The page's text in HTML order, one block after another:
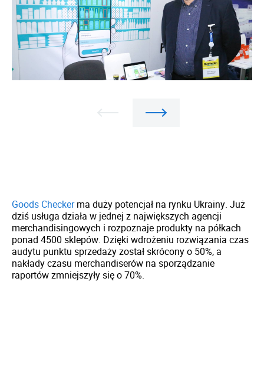
Goods Checkerma duży potencjał na rynku Ukrainy. Już
dziś usługa działa w jednej z największych agencji
merchandisingowych i rozpoznaje produkty na półkach
ponad 4500 sklepów. Dzięki wdrożeniu rozwiązania czas
audytu punktu sprzedaży został skrócony o 50%, a
nakłady czasu merchandiserów na sporządzanie
raportów zmniejszyły się o 70%.